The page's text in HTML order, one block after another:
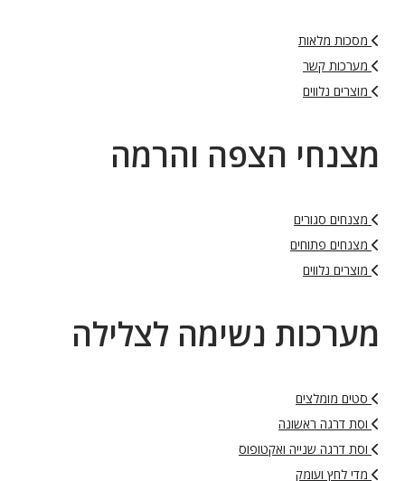
מסכות מלאות
מערכות קשר
מוצרים נלווים
מצנחי הצפה והרמה
מצנחים סגורים
מצנחים פתוחים
מוצרים נלווים
מערכות נשימה לצלילה
סטים מומלצים
וסת דרגה ראשונה
וסת דרגה שנייה ואקטופוס
מדי לחץ ועומק